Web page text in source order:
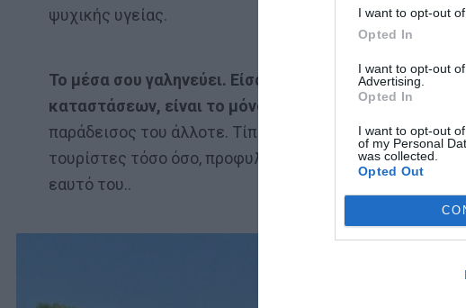
I want to opt-out
Opted In
I want to opt-out
Advertising.
Opted In
I want to opt-out
of my Personal
was collected.
Opted Out
ψυχικής υγείας.
Το μέσα σου γαληνεύει. Είσαι στο σωστό μέρος. Εκεί
καταστάσεων, είναι το μόνο που έχει σημασία. Ναι,
παράδεισος του άλλοτε. Τίποτα δεν μένει απολύτως
τουρίστες τόσο όσο, προφυλάσσοντας στο ακέραιο το
εαυτό του..